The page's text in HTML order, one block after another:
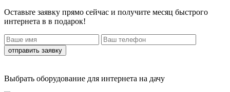
Оставьте заявку прямо сейчас и получите месяц быстрого
интернета в в подарок!
отправить заявку
Выбрать оборудование для интернета на дачу